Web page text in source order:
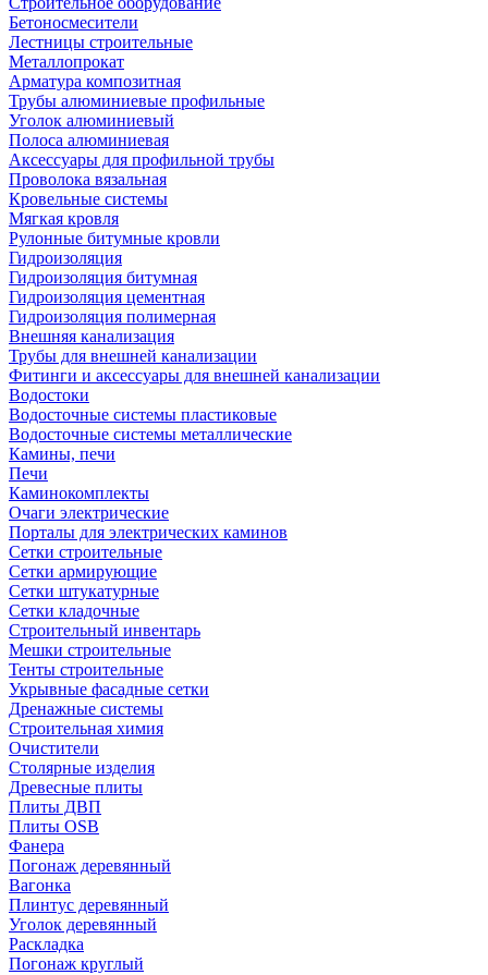
Бетоносмесители
Лестницы строительные
Металлопрокат
Арматура композитная
Трубы алюминиевые профильные
Уголок алюминиевый
Полоса алюминиевая
Аксессуары для профильной трубы
Проволока вязальная
Кровельные системы
Мягкая кровля
Рулонные битумные кровли
Гидроизоляция
Гидроизоляция битумная
Гидроизоляция цементная
Гидроизоляция полимерная
Внешняя канализация
Трубы для внешней канализации
Фитинги и аксессуары для внешней канализации
Водостоки
Водосточные системы пластиковые
Водосточные системы металлические
Камины, печи
Печи
Каминокомплекты
Очаги электрические
Порталы для электрических каминов
Сетки строительные
Сетки армирующие
Сетки штукатурные
Сетки кладочные
Строительный инвентарь
Мешки строительные
Тенты строительные
Укрывные фасадные сетки
Дренажные системы
Строительная химия
Очистители
Столярные изделия
Древесные плиты
Плиты ДВП
Плиты OSB
Фанера
Погонаж деревянный
Вагонка
Плинтус деревянный
Уголок деревянный
Раскладка
Погонаж круглый